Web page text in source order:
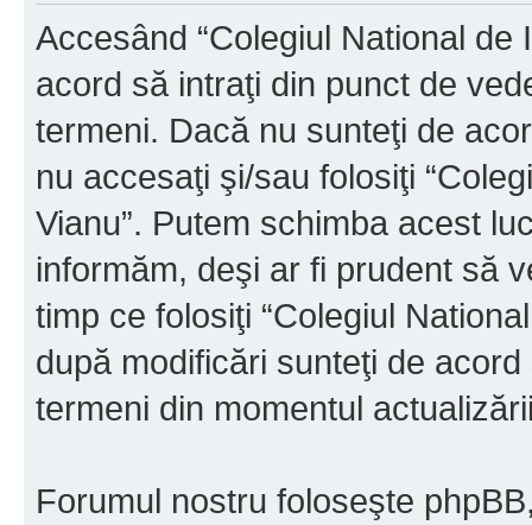
Accesând “Colegiul National de
acord să intraţi din punct de
termeni. Dacă nu sunteţi de
nu accesaţi şi/sau folosiţi
Vianu”. Putem schimba acest
informăm, deşi ar fi prudent să
timp ce folosiţi “Colegiul
după modificări sunteţi de
termeni din momentul
Forumul nostru foloseşte